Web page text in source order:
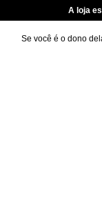
A loja
Se você é o dono